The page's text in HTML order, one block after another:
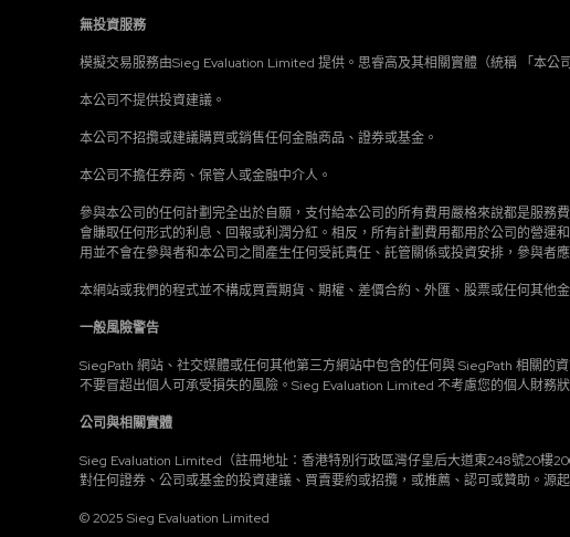
無投資服務
模擬交易服務由Sieg Evaluation Limited 提供。思睿高及其相關實體（統稱 「本公
本公司不提供投資建議。
本公司不招攬或建議購買或銷售任何金融商品、證券或基金。
本公司不擔任券商、保管人或金融中介人。
參與本公司的任何計劃完全出於自願，支付給本公司的所有費用嚴格來說都是服
會賺取任何形式的利息、回報或利潤分紅。相反，所有計劃費用都用於公司的營
用並不會在參與者和本公司之間產生任何受託責任、託管關係或投資安排，參與者
本網站或我們的程式並不構成買賣期貨、期權、差價合約、外匯、股票或任何其他
一般風險警告
SiegPath 網站、社交媒體或任何其他第三方網站中包含的任何與 SiegPath 相關
不要冒超出個人可承受損失的風險。Sieg Evaluation Limited 不考慮您的個人財務
公司與相關實體
Sieg Evaluation Limited（註冊地址：香港特別行政區灣仔皇后大道東248號20樓
對任何證券、公司或基金的投資建議、買賣要約或招攬，或推薦、認可或贊助。源
© 2025 Sieg Evaluation Limited